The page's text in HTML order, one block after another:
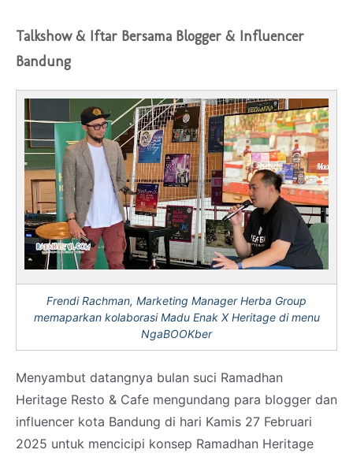
Talkshow & Iftar Bersama Blogger & Influencer
Bandung
Frendi Rachman, Marketing Manager Herba Group
memaparkan kolaborasi Madu Enak X Heritage di menu
NgaBOOKber
Menyambut datangnya bulan suci Ramadhan
Heritage Resto & Cafe mengundang para blogger dan
influencer kota Bandung di hari Kamis 27 Februari
2025 untuk mencicipi konsep Ramadhan Heritage